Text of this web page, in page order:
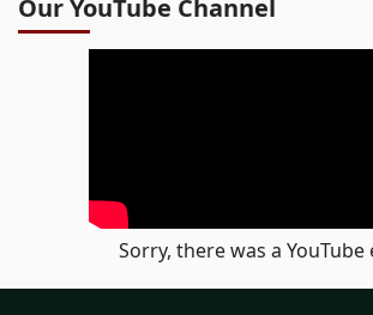
Our YouTube Channel
Sorry, there was a YouTube